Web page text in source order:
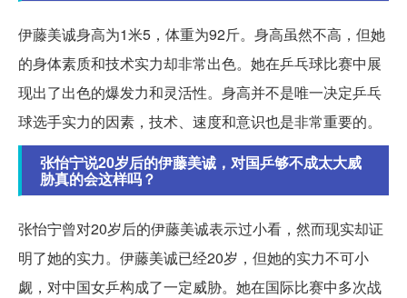
伊藤美诚身高为1米5，体重为92斤。身高虽然不高，但她
的身体素质和技术实力却非常出色。她在乒乓球比赛中展
现出了出色的爆发力和灵活性。身高并不是唯一决定乒乓
球选手实力的因素，技术、速度和意识也是非常重要的。
张怡宁说20岁后的伊藤美诚，对国乒够不成太大威
胁真的会这样吗？
张怡宁曾对20岁后的伊藤美诚表示过小看，然而现实却证
明了她的实力。伊藤美诚已经20岁，但她的实力不可小
觑，对中国女乒构成了一定威胁。她在国际比赛中多次战